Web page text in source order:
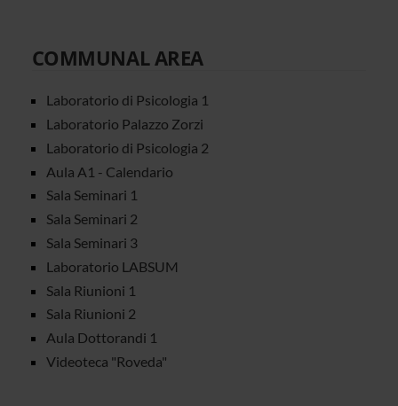
COMMUNAL AREA
Laboratorio di Psicologia 1
Laboratorio Palazzo Zorzi
Laboratorio di Psicologia 2
Aula A1 - Calendario
Sala Seminari 1
Sala Seminari 2
Sala Seminari 3
Laboratorio LABSUM
Sala Riunioni 1
Sala Riunioni 2
Aula Dottorandi 1
Videoteca "Roveda"